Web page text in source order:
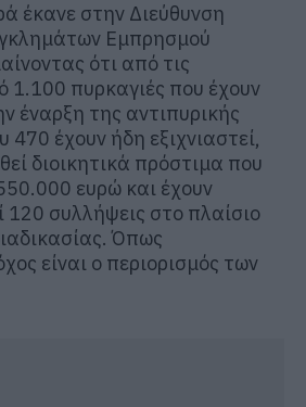
έκανε στην Διεύθυνση
Εμπρησμού
ότι από τις
1.100 πυρκαγιές που έχουν
έναρξη της αντιπυρικής
470 έχουν ήδη εξιχνιαστεί,
διοικητικά πρόστιμα που
ευρώ και έχουν
120 συλλήψεις στο πλαίσιο
Όπως
είναι ο περιορισμός των